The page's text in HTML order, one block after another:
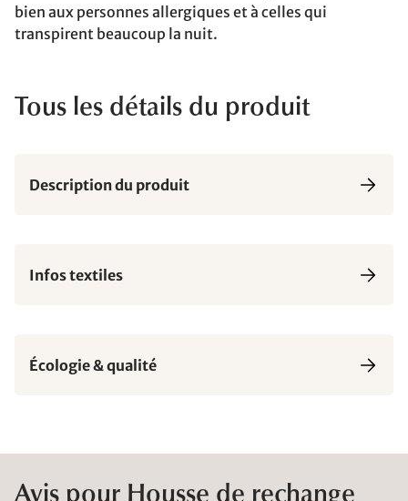
bien aux personnes allergiques et à celles qui
transpirent beaucoup la nuit.
Tous les détails du produit
Description du produit
Infos textiles
Écologie & qualité
Avis pour Housse de rechange